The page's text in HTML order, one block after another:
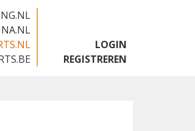
LOGIN
REGISTREREN